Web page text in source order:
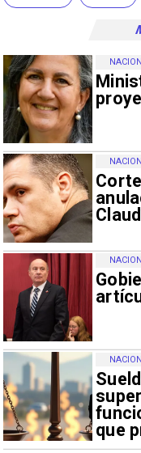
que